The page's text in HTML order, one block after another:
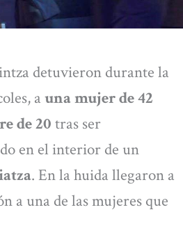
detuvieron durante la
a una mujer de 42
de 20 tras ser
en el interior de un
. En la huida llegaron a
a una de las mujeres que